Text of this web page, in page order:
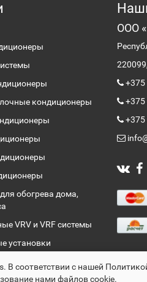
кондиционеры
обогрева дома,
VRV и VRF системы
установки
ООО
220099,
+375
+375
+375
В соответствии с нашей
нами файлов cookie.